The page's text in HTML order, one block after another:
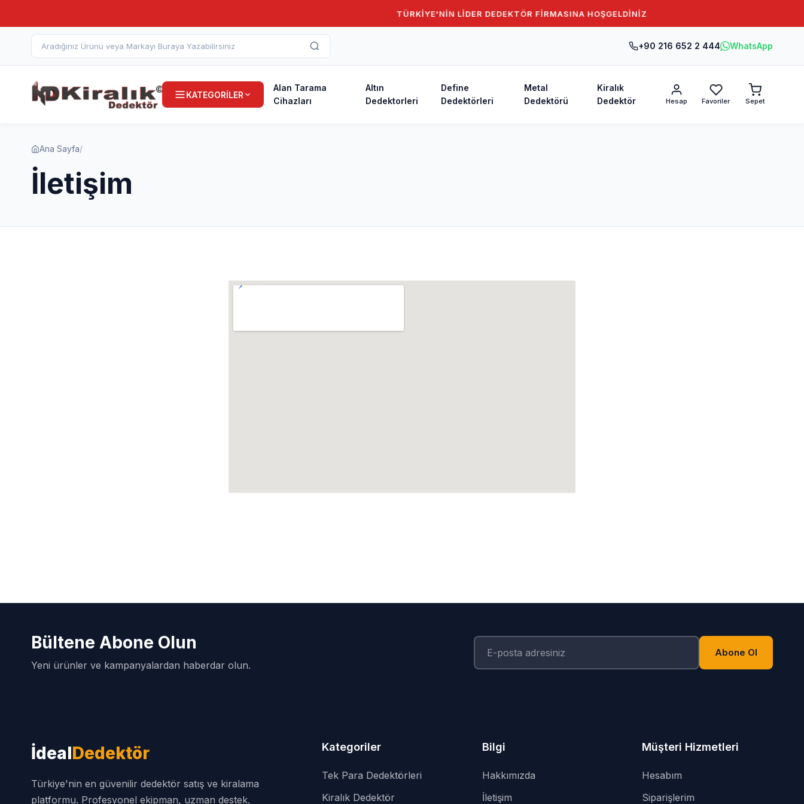
TÜRKİYE'NİN LİDER DEDEKTÖR FİRMASINA HOŞGELDİNİZ
+90 216 652 2 444 WhatsApp
KATEGORİLER
Alan Tarama
Cihazları
Altın
Dedektorleri
Define
Dedektörleri
Metal
Dedektörü
Kiralık
Dedektör
Hesap Favoriler Sepet
Ana Sayfa/
İletişim
Bültene Abone Olun
Yeni ürünler ve kampanyalardan haberdar olun.
Abone Ol
İdealDedektör
Türkiye'nin en güvenilir dedektör satış ve kiralama
platformu. Profesyonel ekipman, uzman destek.
Kategoriler
Tek Para Dedektörleri
Kiralık Dedektör
Bilgi
Hakkımızda
İletişim
Müşteri Hizmetleri
Hesabım
Siparişlerim